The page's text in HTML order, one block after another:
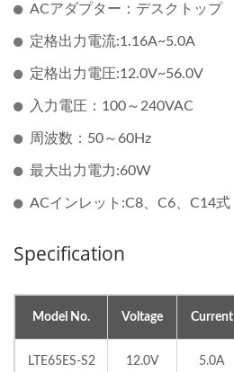
ACアダプター：デスクトップ
定格出力電流:1.16A~5.0A
定格出力電圧:12.0V~56.0V
入力電圧：100～240VAC
周波数：50～60Hz
最大出力電力:60W
ACインレット:C8、C6、C14式
Specification
Model No. Voltage Current
LTE65ES-S2 12.0V 5.0A